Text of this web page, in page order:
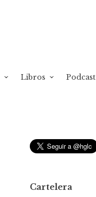
Libros Podcast
Cartelera